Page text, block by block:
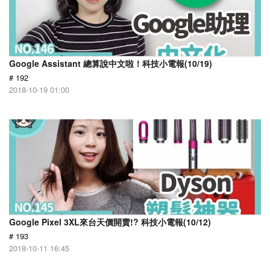
Google Assistant 總算說中文啦！科技小電報(10/19)
# 192
2018-10-19 01:00
Google Pixel 3XL來台天價開賣!? 科技小電報(10/12)
# 193
2018-10-11 16:45